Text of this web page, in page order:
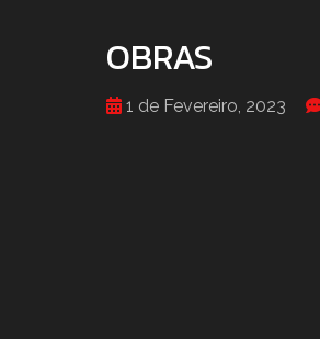
OBRAS
1 de Fevereiro, 2023